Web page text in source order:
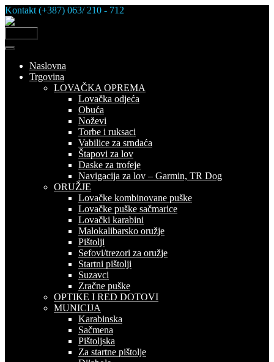
Skip
to
content
Kontakt (+387) 063/ 210 - 712
Naslovna
Trgovina
LOVAČKA OPREMA
Lovačka odjeća
Obuća
Noževi
Torbe i ruksaci
Vabilice za srndaća
Štapovi za lov
Daske za trofeje
Navigacija za lov – Garmin, TR Dog
ORUŽJE
Lovačke kombinovane puške
Lovačke puške sačmarice
Lovački karabini
Malokalibarsko oružje
Pištolji
Sefovi/trezori za oružje
Startni pištolji
Suzavci
Zračne puške
OPTIKE I RED DOTOVI
MUNICIJA
Karabinska
Sačmena
Pištoljska
Za startne pištolje